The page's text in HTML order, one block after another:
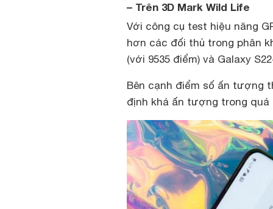
– Trên 3D Mark Wild Life
Với công cụ test hiệu năng
hơn các đối thủ trong phân
(với 9535 điểm) và Galaxy
Bên cạnh điểm số ấn tượng
định khá ấn tượng trong